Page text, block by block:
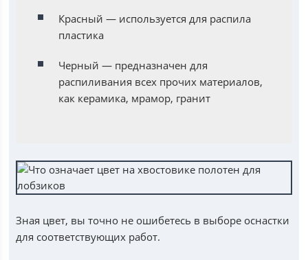
Красный — используется для распила
пластика
Черный — предназначен для
распиливания всех прочих материалов,
как керамика, мрамор, гранит
Зная цвет, вы точно не ошибетесь в выборе оснастки
для соответствующих работ.